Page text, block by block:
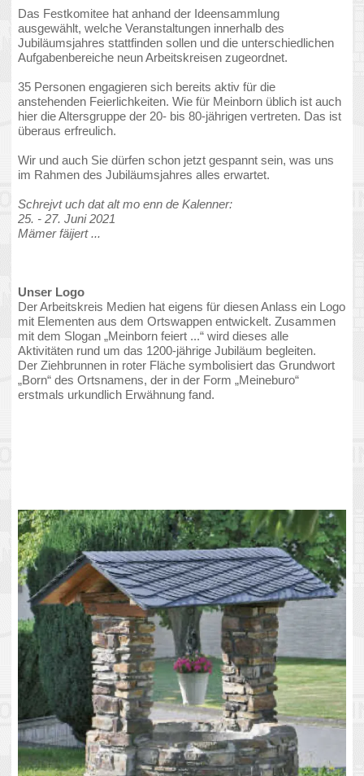
Unser Logo
Der Arbeitskreis Medien hat eigens für diesen Anlass ein Logo
mit Elementen aus dem Ortswappen entwickelt. Zusammen
mit dem Slogan „Meinborn feiert ...“ wird dieses alle
Der Ziehbrunnen in roter Fläche symbolisiert das Grundwort
„Born“ des Ortsnamens, der in der Form „Meineburo“
erstmals urkundlich Erwähnung fand.
In den Umrissen in der goldenen Farbfläche erkennt der
Meinborner „ohs Haus“, das Dorfgemeinschaftshaus, das die
Meinborner mit enormer Eigenleistung ebenfalls im Jahr 1984
errichteten.